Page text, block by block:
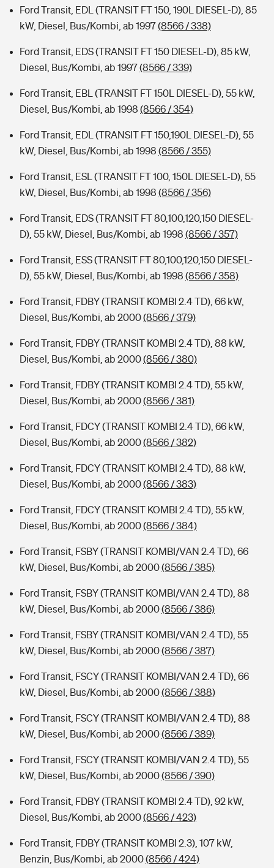
Ford Transit, EDL (TRANSIT FT 150, 190L DIESEL-D), 85
kW, Diesel, Bus/Kombi, ab 1997(8566 / 338)
Ford Transit, EDS (TRANSIT FT 150 DIESEL-D), 85 kW,
Diesel, Bus/Kombi, ab 1997(8566 / 339)
Ford Transit, EBL (TRANSIT FT 150L DIESEL-D), 55 kW,
Diesel, Bus/Kombi, ab 1998 (8566 / 354)
Ford Transit, EDL (TRANSIT FT 150,190L DIESEL-D), 55
kW, Diesel, Bus/Kombi, ab 1998 (8566 / 355)
Ford Transit, ESL (TRANSIT FT 100, 150L DIESEL-D), 55
kW, Diesel, Bus/Kombi, ab 1998 (8566 / 356)
Ford Transit, EDS (TRANSIT FT 80,100,120,150 DIESEL-
D), 55 kW, Diesel, Bus/Kombi, ab 1998 (8566 / 357)
Ford Transit, ESS (TRANSIT FT 80,100,120,150 DIESEL-
D), 55 kW, Diesel, Bus/Kombi, ab 1998 (8566 / 358)
Ford Transit, FDBY (TRANSIT KOMBI 2.4 TD), 66 kW,
Diesel, Bus/Kombi, ab 2000(8566 / 379)
Ford Transit, FDBY (TRANSIT KOMBI 2.4 TD), 88 kW,
Diesel, Bus/Kombi, ab 2000(8566 / 380)
Ford Transit, FDBY (TRANSIT KOMBI 2.4 TD), 55 kW,
Diesel, Bus/Kombi, ab 2000(8566 / 381)
Ford Transit, FDCY (TRANSIT KOMBI 2.4 TD), 66 kW,
Diesel, Bus/Kombi, ab 2000(8566 / 382)
Ford Transit, FDCY (TRANSIT KOMBI 2.4 TD), 88 kW,
Diesel, Bus/Kombi, ab 2000(8566 / 383)
Ford Transit, FDCY (TRANSIT KOMBI 2.4 TD), 55 kW,
Diesel, Bus/Kombi, ab 2000(8566 / 384)
Ford Transit, FSBY (TRANSIT KOMBI/VAN 2.4 TD), 66
kW, Diesel, Bus/Kombi, ab 2000(8566 / 385)
Ford Transit, FSBY (TRANSIT KOMBI/VAN 2.4 TD), 88
kW, Diesel, Bus/Kombi, ab 2000(8566 / 386)
Ford Transit, FSBY (TRANSIT KOMBI/VAN 2.4 TD), 55
kW, Diesel, Bus/Kombi, ab 2000(8566 / 387)
Ford Transit, FSCY (TRANSIT KOMBI/VAN 2.4 TD), 66
kW, Diesel, Bus/Kombi, ab 2000(8566 / 388)
Ford Transit, FSCY (TRANSIT KOMBI/VAN 2.4 TD), 88
kW, Diesel, Bus/Kombi, ab 2000(8566 / 389)
Ford Transit, FSCY (TRANSIT KOMBI/VAN 2.4 TD), 55
kW, Diesel, Bus/Kombi, ab 2000(8566 / 390)
Ford Transit, FDBY (TRANSIT KOMBI 2.4 TD), 92 kW,
Diesel, Bus/Kombi, ab 2000(8566 / 423)
Ford Transit, FDBY (TRANSIT KOMBI 2.3), 107 kW,
Benzin, Bus/Kombi, ab 2000(8566 / 424)